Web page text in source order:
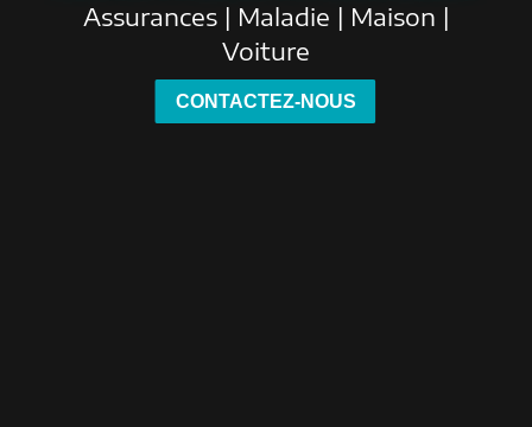
Assurances | Maladie | Maison |
Voiture
CONTACTEZ-NOUS